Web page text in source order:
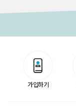
가입하기